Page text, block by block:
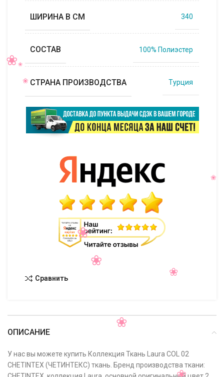
ШИРИНА В СМ 340
СОСТАВ 100% Полиэстер
СТРАНА ПРОИЗВОДСТВА Турция
Сравнить
ОПИСАНИЕ
У нас вы можете купить Коллекция Ткань Laura COL 02
CHETINTEX (ЧЕТИНТЕКС) ткань. Бренд производства ткани: